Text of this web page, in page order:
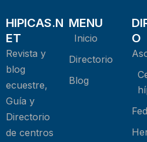
HIPICAS.N
ET
Revista y
blog
ecuestre,
Guía y
Directorio
de centros
MENU
Inicio
Directorio
Blog
O